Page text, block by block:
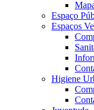
Espaço
Espaços
Higiene